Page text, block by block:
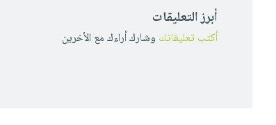
أبرز التعليقات
أكتب تعليقاتك وشارك أراءك مع الأخرين